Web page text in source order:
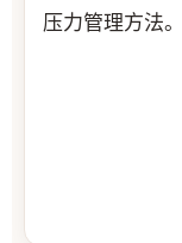
压力管理方法。